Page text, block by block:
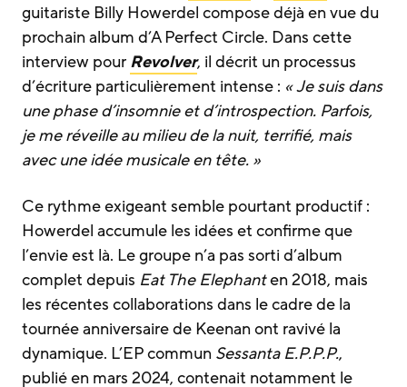
guitariste Billy Howerdel compose déjà en vue du
prochain album d’A Perfect Circle. Dans cette
interview pour Revolver, il décrit un processus
d’écriture particulièrement intense : « Je suis dans
une phase d’insomnie et d’introspection. Parfois,
je me réveille au milieu de la nuit, terrifié, mais
avec une idée musicale en tête. »
Ce rythme exigeant semble pourtant productif :
Howerdel accumule les idées et confirme que
l’envie est là. Le groupe n’a pas sorti d’album
complet depuis Eat The Elephanten 2018, mais
les récentes collaborations dans le cadre de la
tournée anniversaire de Keenan ont ravivé la
dynamique. L’EP commun Sessanta E.P.P.P.,
publié en mars 2024, contenait notamment le